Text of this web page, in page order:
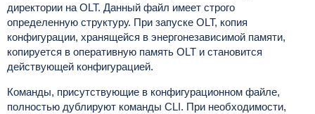
директории на OLT. Данный файл имеет строго
определенную структуру. При запуске OLT, копия
конфигурации, хранящейся в энергонезависимой памяти,
копируется в оперативную память OLT и становится
действующей конфигурацией.
Команды, присутствующие в конфигурационном файле,
полностью дублируют команды CLI. При необходимости,